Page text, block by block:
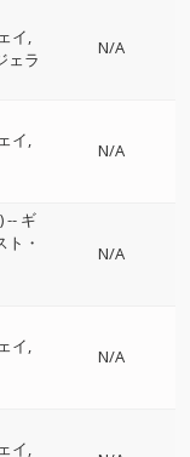
イ
ェラ
N/A
イ
N/A
-- ギ
ト・
N/A
イ
N/A
イ